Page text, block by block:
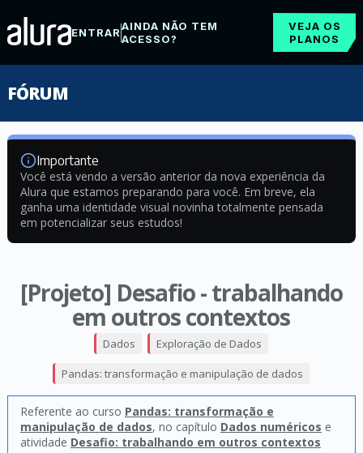
ENTRARAINDA NÃO TEM
ACESSO?
VEJA OS
PLANOS
FÓRUM
Importante
Você está vendo a versão anterior da nova experiência da
Alura que estamos preparando para você. Em breve, ela
ganha uma identidade visual novinha totalmente pensada
em potencializar seus estudos!
[Projeto] Desafio - trabalhando
em outros contextos
Dados Exploração de Dados
Pandas: transformação e manipulação de dados
Referente ao curso Pandas: transformação e
manipulação de dados, no capítulo Dados numéricos e
atividade Desafio: trabalhando em outros contextos